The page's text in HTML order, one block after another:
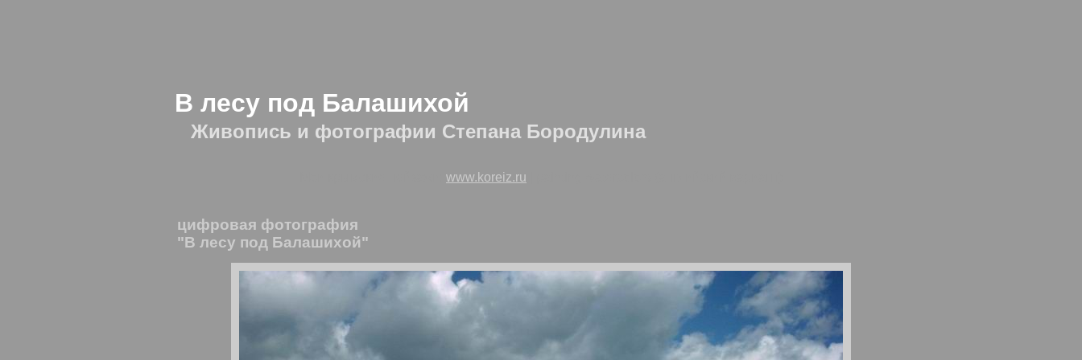
В лесу под Балашихой
Живопись и фотографии Степана Бородулина
www.koreiz.ru
цифровая фотография
"В лесу под Балашихой"